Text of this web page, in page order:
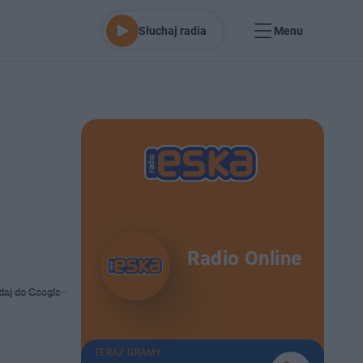
Słuchaj radia Menu
do Google
Radio Online
TERAZ GRAMY